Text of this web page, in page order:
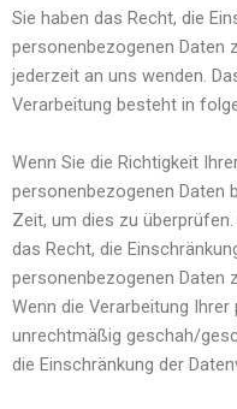
Sie haben das Recht, die
personenbezogenen Daten
jederzeit an uns wenden.
Verarbeitung besteht in
Wenn Sie die Richtigkeit
personenbezogenen Daten
Zeit, um dies zu
das Recht, die
personenbezogenen Daten
Wenn die Verarbeitung
unrechtmäßig geschah/
die Einschränkung der